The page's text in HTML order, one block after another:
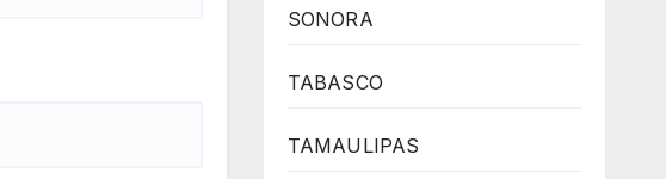
SONORA
TABASCO
TAMAULIPAS